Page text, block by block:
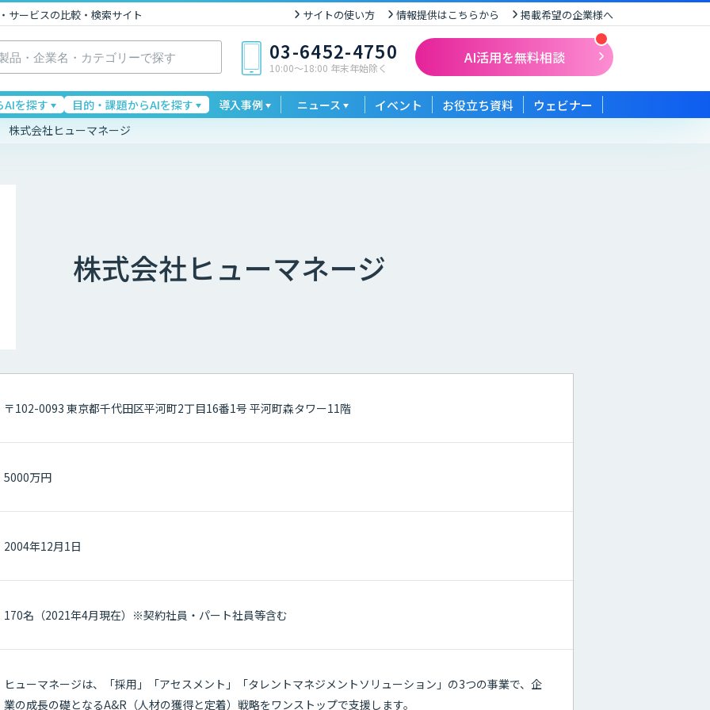
サービスの比較・検索サイト サイトの使い方 情報提供はこちらから 掲載希望の企業様へ
03-6452-4750
10:00〜18:00 年末年始除く
AI活用を無料相談
AIを探す 目的・課題からAIを探す 導入事例 ニュース イベント お役立ち資料 ウェビナー
株式会社ヒューマネージ
株式会社ヒューマネージ
〒102-0093 東京都千代田区平河町2丁目16番1号 平河町森タワー11階
5000万円
2004年12月1日
170名（2021年4月現在）※契約社員・パート社員等含む
ヒューマネージは、「採用」「アセスメント」「タレントマネジメントソリューション」の3つの事業で、企
業の成長の礎となるA&R（人材の獲得と定着）戦略をワンストップで支援します。